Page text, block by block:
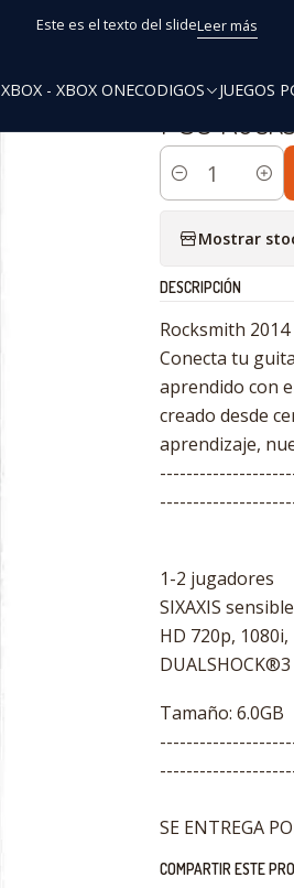
XBOX - XBOX ONECODIGOS JUEGOS
Este es el texto del slideLeer más
PS3 Digitales PS3 Rocksmith® 2014
|
PS3
Cantidad
Mostrar
DESCRIPCIÓN
Rocksmith
Conecta tu
aprendido con
creado desde
aprendizaje,
1-2 jugadores
SIXAXIS
HD 720p, 1080i,
DUALSHOCK®3
Tamaño: 6.0GB
SE ENTREGA
COMPARTIR ESTE